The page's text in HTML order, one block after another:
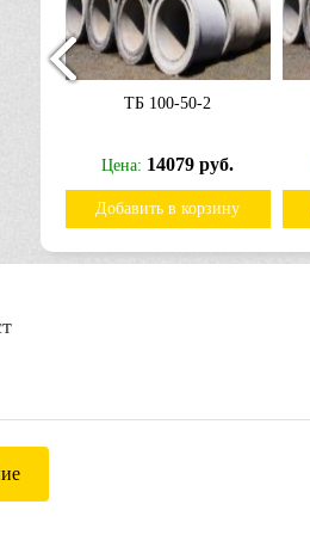
ТБ 100-50-2
Цена: 14079 руб.
Добавить в корзину